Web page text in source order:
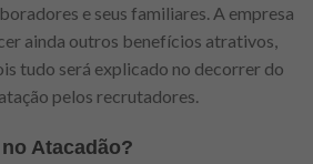
e seus familiares. A empresa
ainda outros benefícios atrativos,
tudo será explicado no decorrer do
pelos recrutadores.
Atacadão?